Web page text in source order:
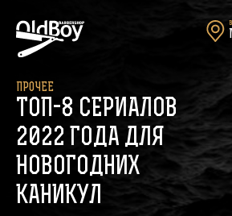
ПРОЧЕЕ
ТОП-8 СЕРИАЛОВ
2022 ГОДА ДЛЯ
НОВОГОДНИХ
КАНИКУЛ